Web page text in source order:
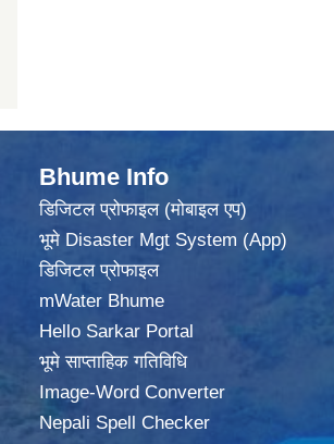
Bhume Info
डिजिटल प्रोफाइल (मोबाइल एप)
भूमे Disaster Mgt System (App)
डिजिटल प्रोफाइल
mWater Bhume
Hello Sarkar Portal
भूमे साप्ताहिक गतिविधि
Image-Word Converter
Nepali Spell Checker